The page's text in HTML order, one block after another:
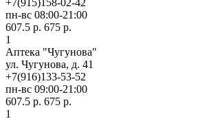
+7(915)158-02-42
пн-вс 08:00-21:00
607.5 р. 675 р.
1
Аптека "Чугунова"
ул. Чугунова, д. 41
+7(916)133-53-52
пн-вс 09:00-21:00
607.5 р. 675 р.
1